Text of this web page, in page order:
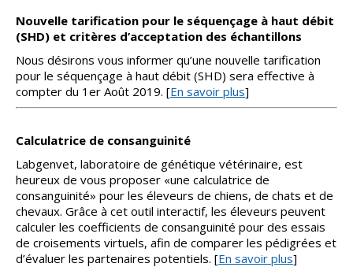
Nouvelle tarification pour le séquençage à haut débit
(SHD) et critères d’acceptation des échantillons
Nous désirons vous informer qu’une nouvelle tarification
pour le séquençage à haut débit (SHD) sera effective à
compter du 1er Août 2019. [En savoir plus]
Calculatrice de consanguinité
Labgenvet, laboratoire de génétique vétérinaire, est
heureux de vous proposer «une calculatrice de
consanguinité» pour les éleveurs de chiens, de chats et de
chevaux. Grâce à cet outil interactif, les éleveurs peuvent
calculer les coefficients de consanguinité pour des essais
de croisements virtuels, afin de comparer les pédigrées et
d’évaluer les partenaires potentiels. [En savoir plus]